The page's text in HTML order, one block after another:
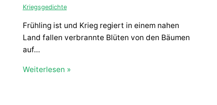
Kriegsgedichte
Frühling ist und Krieg regiert in einem nahen
Land fallen verbrannte Blüten von den Bäumen
auf…
Weiterlesen »